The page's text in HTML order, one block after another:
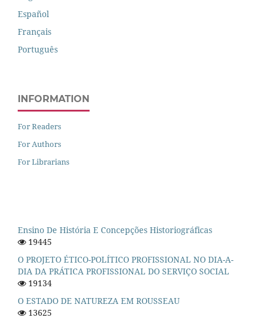
Español
Français
Português
INFORMATION
For Readers
For Authors
For Librarians
Ensino De História E Concepções Historiográficas
19445
O PROJETO ÉTICO-POLÍTICO PROFISSIONAL NO DIA-A-
DIA DA PRÁTICA PROFISSIONAL DO SERVIÇO SOCIAL
19134
O ESTADO DE NATUREZA EM ROUSSEAU
13625